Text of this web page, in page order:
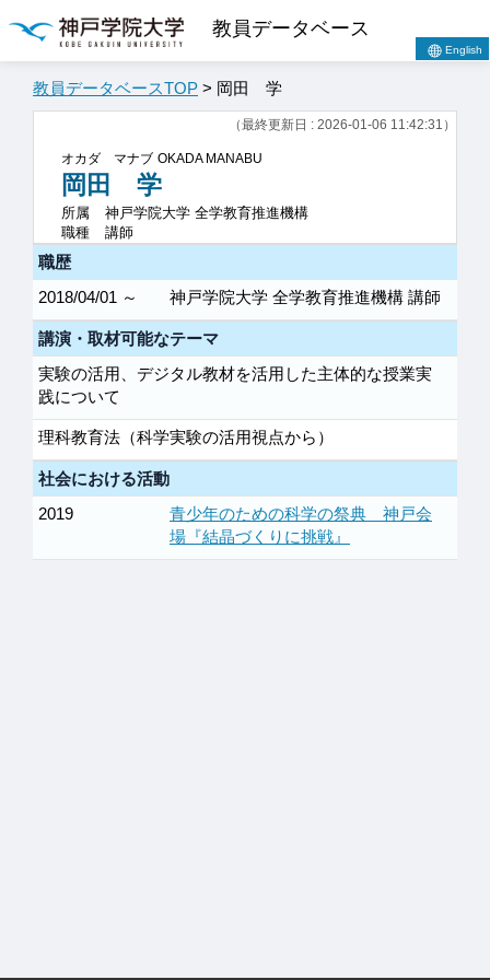
教員データベース
English
教員データベースTOP > 岡田 学
（最終更新日 : 2026-01-06 11:42:31）
オカダ マナブ OKADA MANABU
岡田 学
所属
神戸学院大学 全学教育推進機構
職種
講師
職歴
2018/04/01 ～
神戸学院大学 全学教育推進機構 講師
講演・取材可能なテーマ
実験の活用、デジタル教材を活用した主体的な授業実
践について
理科教育法（科学実験の活用視点から）
社会における活動
2019
青少年のための科学の祭典 神戸会
場『結晶づくりに挑戦』